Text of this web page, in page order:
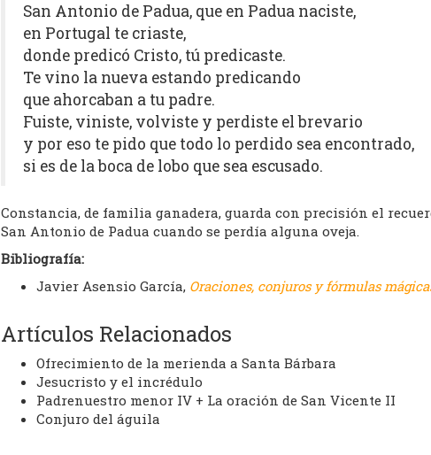
San Antonio de Padua, que en Padua naciste,
en Portugal te criaste,
donde predicó Cristo, tú predicaste.
Te vino la nueva estando predicando
que ahorcaban a tu padre.
Fuiste, viniste, volviste y perdiste el brevario
y por eso te pido que todo lo perdido sea encontrado,
si es de la boca de lobo que sea escusado.
Constancia, de familia ganadera, guarda con precisión el
San Antonio de Padua cuando se perdía alguna oveja.
Bibliografía:
Javier Asensio García, Oraciones, conjuros y fórmulas
Artículos Relacionados
Ofrecimiento de la merienda a Santa Bárbara
Jesucristo y el incrédulo
Padrenuestro menor IV + La oración de San Vicente II
Conjuro del águila